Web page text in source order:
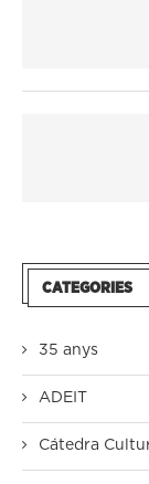
CATEGORIES
35 anys
ADEIT
Cátedra